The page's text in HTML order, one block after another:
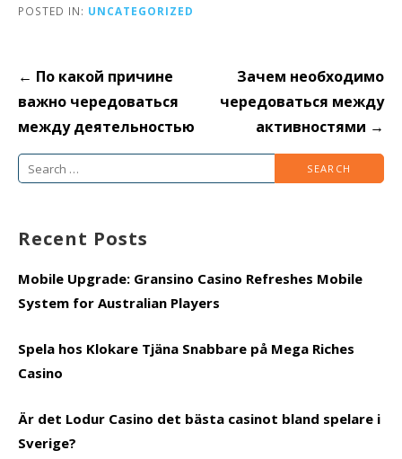
POSTED IN: UNCATEGORIZED
Post
navigation
← По какой причине
важно чередоваться
между деятельностью
Зачем необходимо
чередоваться между
активностями →
Search
Recent Posts
Mobile Upgrade: Gransino Casino Refreshes Mobile
System for Australian Players
Spela hos Klokare Tjäna Snabbare på Mega Riches
Casino
Är det Lodur Casino det bästa casinot bland spelare i
Sverige?